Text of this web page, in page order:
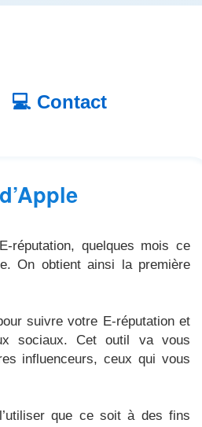
💻 Contact
réputation, quelques mois ce
On obtient ainsi la première
suivre votre E-réputation et
sociaux. Cet outil va vous
influenceurs, ceux qui vous
que ce soit à des fins